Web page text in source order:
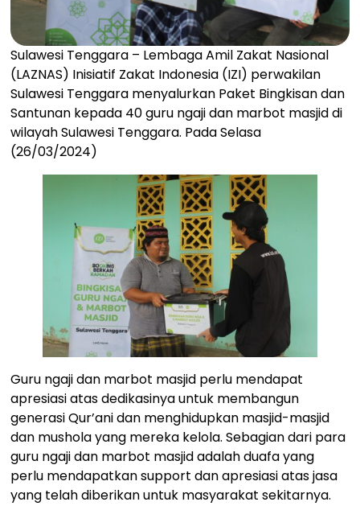
Sulawesi Tenggara – Lembaga Amil Zakat Nasional
(LAZNAS) Inisiatif Zakat Indonesia (IZI) perwakilan
Sulawesi Tenggara menyalurkan Paket Bingkisan dan
Santunan kepada 40 guru ngaji dan marbot masjid di
wilayah Sulawesi Tenggara. Pada Selasa
(26/03/2024)
Guru ngaji dan marbot masjid perlu mendapat
apresiasi atas dedikasinya untuk membangun
generasi Qur’ani dan menghidupkan masjid-masjid
dan mushola yang mereka kelola. Sebagian dari para
guru ngaji dan marbot masjid adalah duafa yang
perlu mendapatkan support dan apresiasi atas jasa
yang telah diberikan untuk masyarakat sekitarnya.